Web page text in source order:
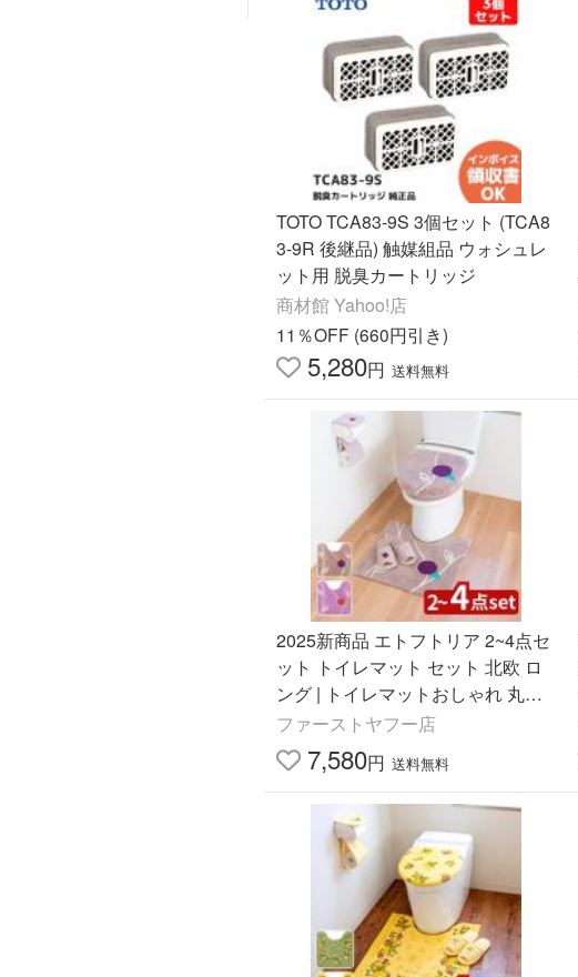
TOTO TCA83-9S 3個セット (TCA8
3-9R 後継品) 触媒組品 ウォシュレ
ット用 脱臭カートリッジ
商材館 Yahoo!店
11％OFF (660円引き)
5,280円 送料無料
2025新商品 エトフトリア 2~4点セ
ット トイレマット セット 北欧 ロ
ング | トイレマットおしゃれ 丸洗
い トイレタリー おしゃれ トイレカ
バー トイレフタカバー
ファーストヤフー店
7,580円 送料無料